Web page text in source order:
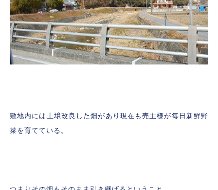
敷地内には土壌改良した畑があり現在も売主様が毎日新鮮野
菜を育てている。